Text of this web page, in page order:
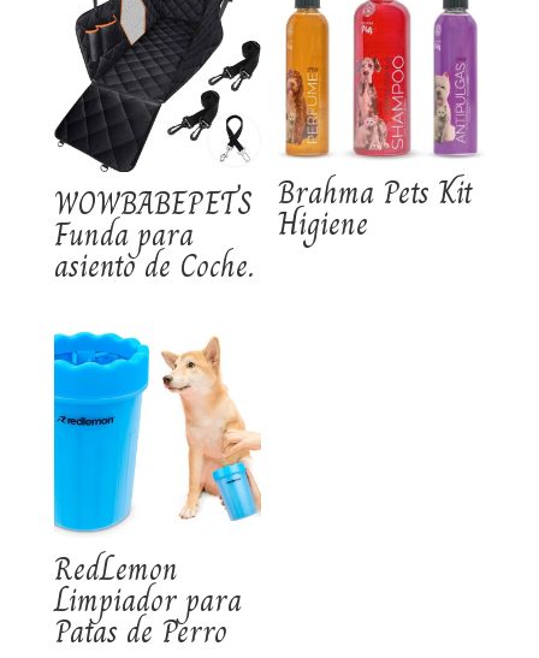
WOWBABEPETS
Funda para
asiento de Coche.
Brahma Pets Kit
Higiene
RedLemon
Limpiador para
Patas de Perro